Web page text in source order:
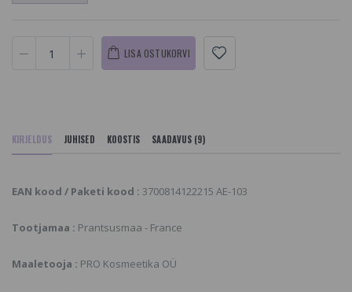
LISA OSTUKORVI
KIRJELDUS JUHISED KOOSTIS SAADAVUS (9)
EAN kood / Paketi kood : 3700814122215 AE-103
Tootjamaa : Prantsusmaa - France
Maaletooja : PRO Kosmeetika OÜ